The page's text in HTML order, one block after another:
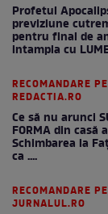
Profetul
previziune
pentru final de
intampla cu
RECOMANDARE PE
REDACTIA.RO
Ce să nu arunci
FORMA din casă
Schimbarea la
ca ....
RECOMANDARE PE
JURNALUL.RO